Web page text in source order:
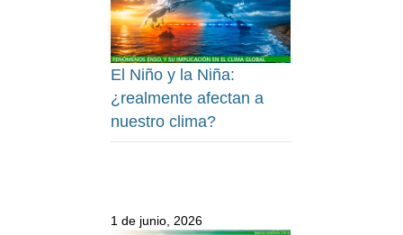
El Niño y la Niña:
¿realmente afectan a
nuestro clima?
1 de junio, 2026